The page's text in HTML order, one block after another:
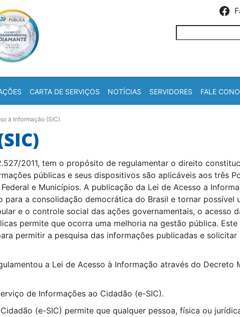
CARTA DE SERVIÇOS NOTÍCIAS SERVIDORES FALE
à Informação (SIC)
2011, tem o propósito de regulamentar o direito
públicas e seus dispositivos são aplicáveis aos três
e Municípios. A publicação da Lei de Acesso a
para a consolidação democrática do Brasil e tornar possível
e o controle social das ações governamentais, o acesso
permite que ocorra uma melhoria na gestão pública.
permitir a pesquisa das informações publicadas e solicitar
a Lei de Acesso à Informação através do Decreto
de Informações ao Cidadão (e-SIC).
(e-SIC) permite que qualquer pessoa, física ou